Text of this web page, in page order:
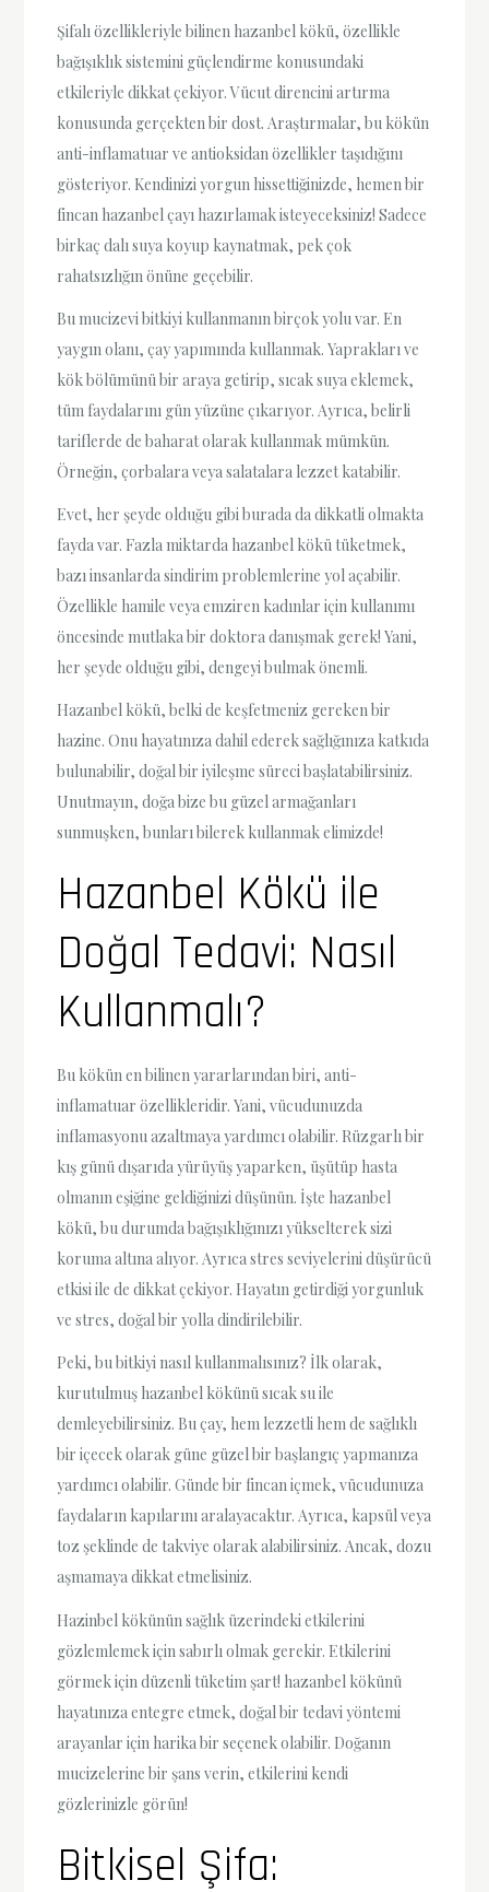
Şifalı özellikleriyle bilinen hazanbel kökü, özellikle
bağışıklık sistemini güçlendirme konusundaki
etkileriyle dikkat çekiyor. Vücut direncini artırma
konusunda gerçekten bir dost. Araştırmalar, bu kökün
anti-inflamatuar ve antioksidan özellikler taşıdığını
gösteriyor. Kendinizi yorgun hissettiğinizde, hemen bir
fincan hazanbel çayı hazırlamak isteyeceksiniz! Sadece
birkaç dalı suya koyup kaynatmak, pek çok
rahatsızlığın önüne geçebilir.
Bu mucizevi bitkiyi kullanmanın birçok yolu var. En
yaygın olanı, çay yapımında kullanmak. Yaprakları ve
kök bölümünü bir araya getirip, sıcak suya eklemek,
tüm faydalarını gün yüzüne çıkarıyor. Ayrıca, belirli
tariflerde de baharat olarak kullanmak mümkün.
Örneğin, çorbalara veya salatalara lezzet katabilir.
Evet, her şeyde olduğu gibi burada da dikkatli olmakta
fayda var. Fazla miktarda hazanbel kökü tüketmek,
bazı insanlarda sindirim problemlerine yol açabilir.
Özellikle hamile veya emziren kadınlar için kullanımı
öncesinde mutlaka bir doktora danışmak gerek! Yani,
her şeyde olduğu gibi, dengeyi bulmak önemli.
Hazanbel kökü, belki de keşfetmeniz gereken bir
hazine. Onu hayatınıza dahil ederek sağlığınıza katkıda
bulunabilir, doğal bir iyileşme süreci başlatabilirsiniz.
Unutmayın, doğa bize bu güzel armağanları
sunmuşken, bunları bilerek kullanmak elimizde!
Hazanbel Kökü ile
Doğal Tedavi: Nasıl
Kullanmalı?
Bu kökün en bilinen yararlarından biri, anti-
inflamatuar özellikleridir. Yani, vücudunuzda
inflamasyonu azaltmaya yardımcı olabilir. Rüzgarlı bir
kış günü dışarıda yürüyüş yaparken, üşütüp hasta
olmanın eşiğine geldiğinizi düşünün. İşte hazanbel
kökü, bu durumda bağışıklığınızı yükselterek sizi
koruma altına alıyor. Ayrıca stres seviyelerini düşürücü
etkisi ile de dikkat çekiyor. Hayatın getirdiği yorgunluk
ve stres, doğal bir yolla dindirilebilir.
Peki, bu bitkiyi nasıl kullanmalısınız? İlk olarak,
kurutulmuş hazanbel kökünü sıcak su ile
demleyebilirsiniz. Bu çay, hem lezzetli hem de sağlıklı
bir içecek olarak güne güzel bir başlangıç yapmanıza
yardımcı olabilir. Günde bir fincan içmek, vücudunuza
faydaların kapılarını aralayacaktır. Ayrıca, kapsül veya
toz şeklinde de takviye olarak alabilirsiniz. Ancak, dozu
aşmamaya dikkat etmelisiniz.
Hazinbel kökünün sağlık üzerindeki etkilerini
gözlemlemek için sabırlı olmak gerekir. Etkilerini
görmek için düzenli tüketim şart! hazanbel kökünü
hayatınıza entegre etmek, doğal bir tedavi yöntemi
arayanlar için harika bir seçenek olabilir. Doğanın
mucizelerine bir şans verin, etkilerini kendi
gözlerinizle görün!
Bitkisel Şifa: